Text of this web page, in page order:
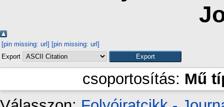
[pin missing: url] [pin missing: url]
Export
csoportosítás: Mű